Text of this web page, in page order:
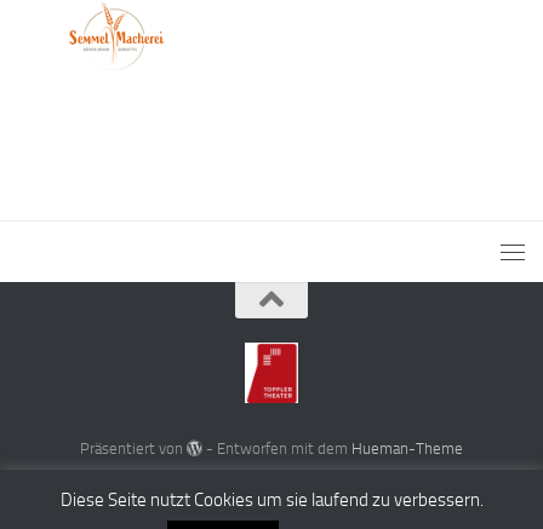
Präsentiert von - Entworfen mit dem Hueman-Theme
Diese Seite nutzt Cookies um sie laufend zu verbessern.